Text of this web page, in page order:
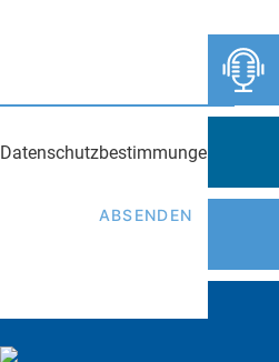
Datenschutzbestimmungen